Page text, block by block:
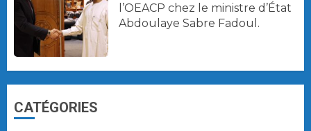
l’OEACP chez le ministre d’État
Abdoulaye Sabre Fadoul.
CATÉGORIES